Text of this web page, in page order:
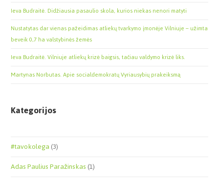
Ieva Budraitė. Didžiausia pasaulio skola, kurios niekas nenori matyti
Nustatytas dar vienas pažeidimas atliekų tvarkymo įmonėje Vilniuje – užimta
beveik 0,7 ha valstybinės žemės
Ieva Budraitė. Vilniuje atliekų krizė baigsis, tačiau valdymo krizė liks.
Martynas Norbutas. Apie socialdemokratų Vyriausybių prakeiksmą
Kategorijos
#tavokolega(3)
Adas Paulius Paražinskas(1)